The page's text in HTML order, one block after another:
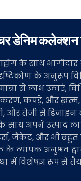
डेनिम कलेक्शन
के साथ भागीदार
के अनुरूप
से लाभ उठाएं,
कपड़े, और ख़त्म,
और तेजी से डिजाइन
साथ अपने उत्पाद
जैकेट, और भी
व्यापक अनुभव
में विशेषज्ञ रूप से